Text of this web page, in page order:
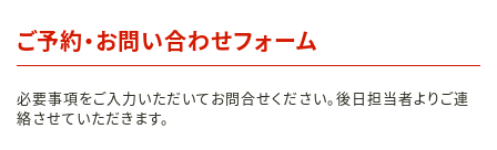
ご予約・お問い合わせフォーム
必要事項をご入力いただいてお問合せください。後日担当者よりご連
絡させていただきます。